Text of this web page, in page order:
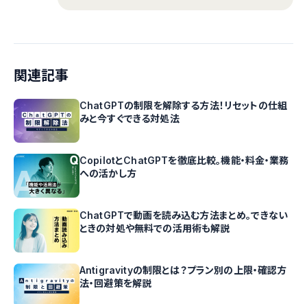
関連記事
ChatGPTの制限を解除する方法！リセットの仕組
みと今すぐできる対処法
CopilotとChatGPTを徹底比較。機能・料金・業務
への活かし方
ChatGPTで動画を読み込む方法まとめ。できない
ときの対処や無料での活用術も解説
Antigravityの制限とは？プラン別の上限・確認方
法・回避策を解説